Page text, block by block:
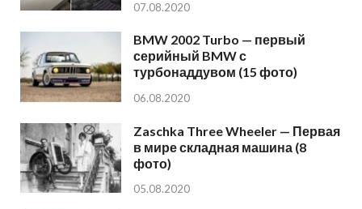
07.08.2020
BMW 2002 Turbo — первый
серийный BMW с
турбонаддувом (15 фото)
06.08.2020
Zaschka Three Wheeler — Первая
в мире складная машина (8
фото)
05.08.2020